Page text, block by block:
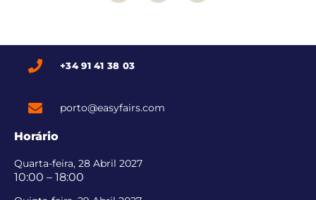
+34 91 41 38 03
porto@easyfairs.com
Horário
Quarta-feira, 28 Abril 2027
10:00 – 18:00